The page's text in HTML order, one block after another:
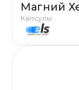
Магний
Капсулы